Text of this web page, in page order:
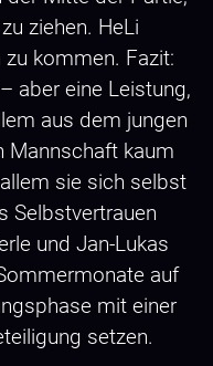
ziehen. HeLi
kommen. Fazit:
aber eine Leistung,
aus dem jungen
Mannschaft kaum
sie sich selbst
Selbstvertrauen
und Jan-Lukas
auf
mit einer
setzen.